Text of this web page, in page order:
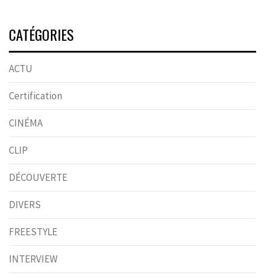
CATÉGORIES
ACTU
Certification
CINÉMA
CLIP
DÉCOUVERTE
DIVERS
FREESTYLE
INTERVIEW